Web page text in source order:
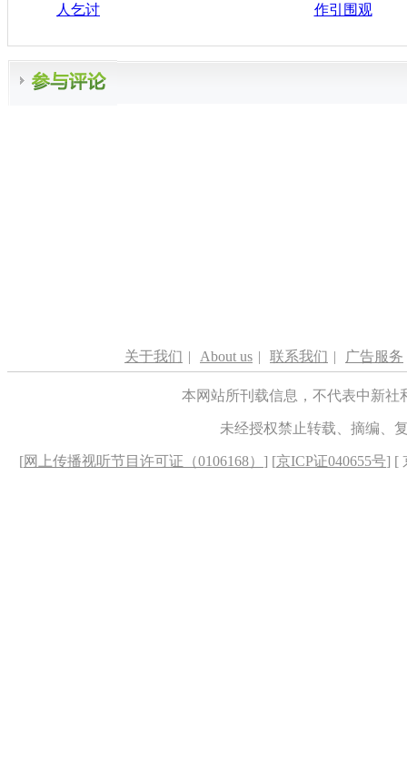
人乞讨
作引围观
关于我们 | About us | 联系我们 | 广告服务
本网站所刊载信息，不代表中新
未经授权禁止转载、摘编、
[网上传播视听节目许可证（0106168） ] [京ICP证040655号] [